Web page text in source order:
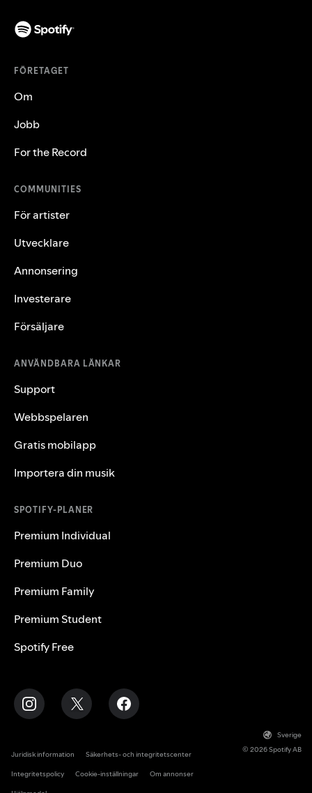
FÖRETAGET
Om
Jobb
For the Record
COMMUNITIES
För artister
Utvecklare
Annonsering
Investerare
Försäljare
ANVÄNDBARA LÄNKAR
Support
Webbspelaren
Gratis mobilapp
Importera din musik
SPOTIFY‑PLANER
Premium Individual
Premium Duo
Premium Family
Premium Student
Spotify Free
Sverige
Juridisk information Säkerhets‑ och integritetscenter
Integritetspolicy Cookie-inställningar Om annonser
© 2026 Spotify AB